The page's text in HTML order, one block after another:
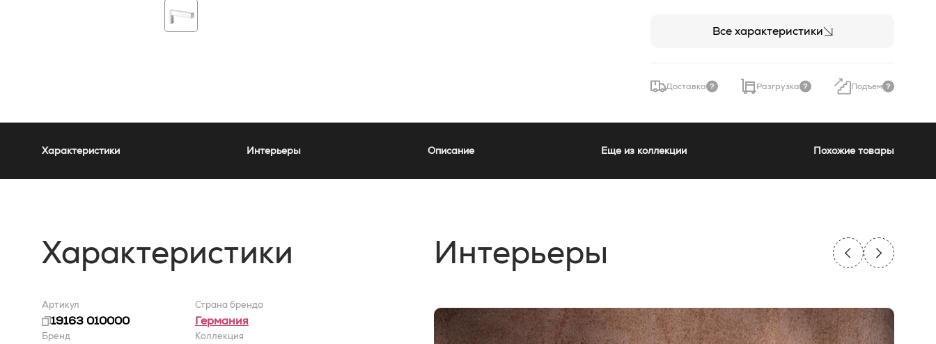
Все характеристики
Доставка Разгрузка Подъем
Характеристики Интерьеры Описание Еще из коллекции Похожие товары
Характеристики
Артикул
19163 010000
Страна бренда
Германия
Бренд Коллекция
Интерьеры